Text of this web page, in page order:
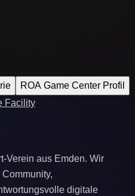
ROA Game Center Profil
Verein aus Emden. Wir
digitale